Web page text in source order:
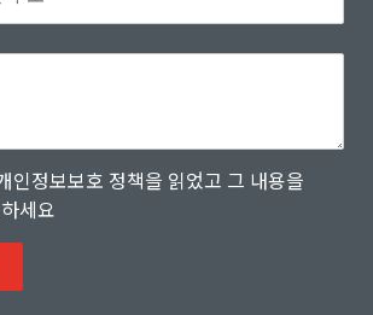
인정보보호 정책을 읽었고 그 내용을
세요